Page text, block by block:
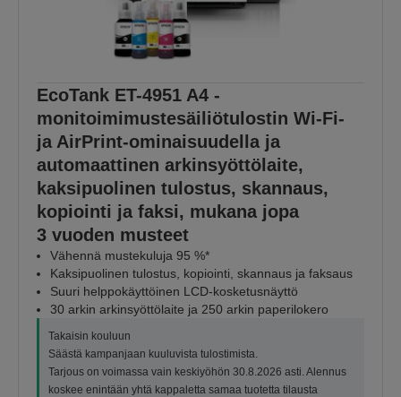
EcoTank ET-4951 A4 -
monitoimimustesäiliötulostin Wi-Fi-
ja AirPrint-ominaisuudella ja
automaattinen arkinsyöttölaite,
kaksipuolinen tulostus, skannaus,
kopiointi ja faksi, mukana jopa
3 vuoden musteet
Vähennä mustekuluja 95 %*
Kaksipuolinen tulostus, kopiointi, skannaus ja faksaus
Suuri helppokäyttöinen LCD-kosketusnäyttö
30 arkin arkinsyöttölaite ja 250 arkin paperilokero
Takaisin kouluun
Säästä kampanjaan kuuluvista tulostimista.
Tarjous on voimassa vain keskiyöhön 30.8.2026 asti. Alennus
koskee enintään yhtä kappaletta samaa tuotetta tilausta